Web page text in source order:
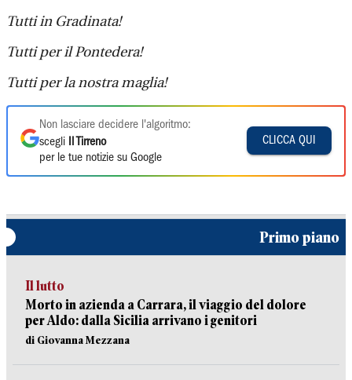
Tutti in Gradinata!
Tutti per il Pontedera!
Tutti per la nostra maglia!
Non lasciare decidere l'algoritmo:
scegli
Il Tirreno
per le tue notizie su Google
CLICCA QUI
Primo piano
Il lutto
Morto in azienda a Carrara, il viaggio del dolore
per Aldo: dalla Sicilia arrivano i genitori
di Giovanna Mezzana